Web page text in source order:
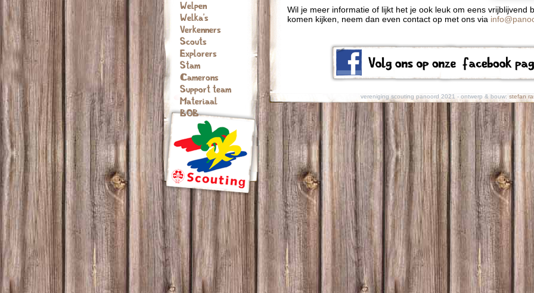
Welpen
Welka's
Verkenners
Scouts
Explorers
Stam
Camerons
Support team
Materiaal
BOB
Wil je meer informatie of lijkt het je ook leuk om eens vrijblijvend
komen kijken, neem dan even contact op met ons via
vereniging scouting panoord 2021 - ontwerp & bouw: stefan